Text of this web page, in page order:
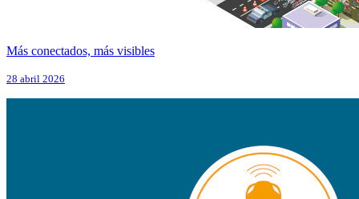
Más conectados, más visibles
28 abril 2026